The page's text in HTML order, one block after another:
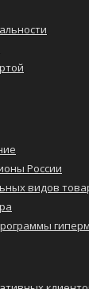
России
видов